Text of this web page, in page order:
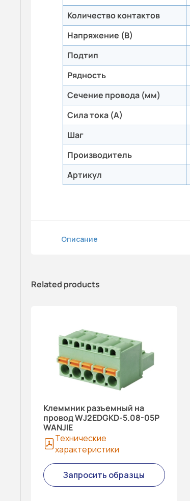
Количество контактов
Напряжение (В)
Подтип
Рядность
Сечение провода (мм)
Сила тока (А)
Шаг
Производитель
Артикул
Описание
Related products
Клеммник разъемный на
провод WJ2EDGKD-5.08-05P
WANJIE
Технические
характеристики
Запросить образцы